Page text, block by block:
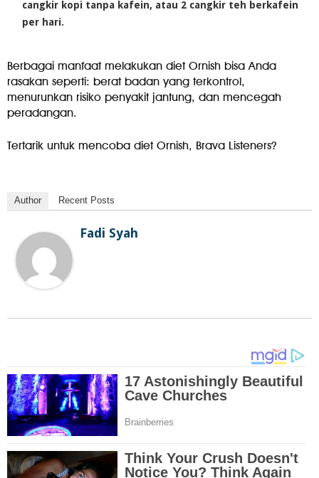
cangkir kopi tanpa kafein, atau 2 cangkir teh berkafein
per hari.
Berbagai manfaat melakukan diet Ornish bisa Anda
rasakan seperti: berat badan yang terkontrol,
menurunkan risiko penyakit jantung, dan mencegah
peradangan.
Tertarik untuk mencoba diet Ornish, Brava Listeners?
Author Recent Posts
Fadi Syah